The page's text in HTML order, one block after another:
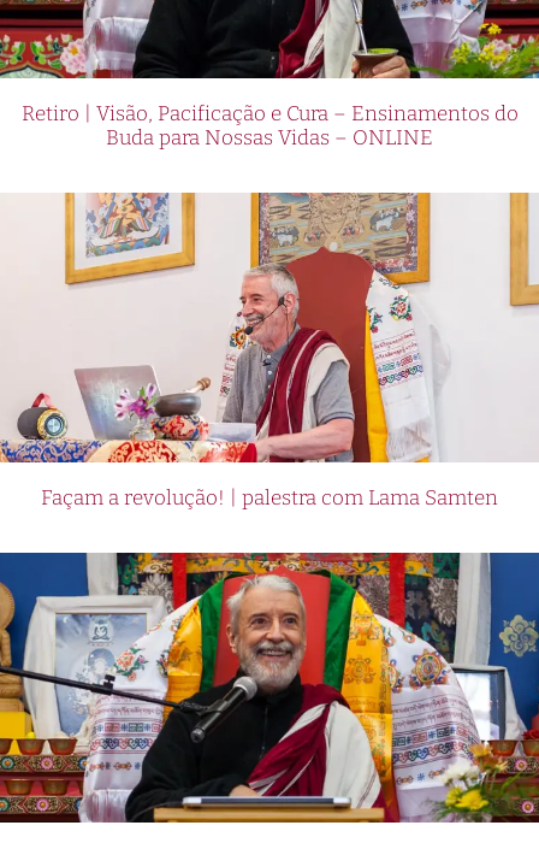
Retiro | Visão, Pacificação e Cura – Ensinamentos do
Buda para Nossas Vidas – ONLINE
Façam a revolução! | palestra com Lama Samten